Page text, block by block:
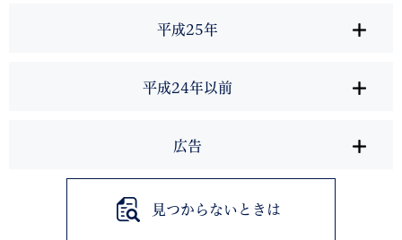
平成25年
平成24年以前
広告
見つからないときは